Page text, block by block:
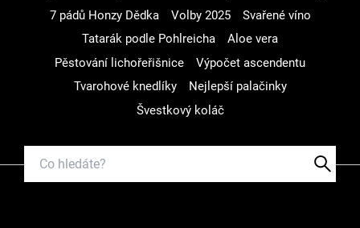
7 pádů Honzy Dědka
Volby 2025
Svařené víno
Tatarák podle Pohlreicha
Aloe vera
Pěstování lichořeřišnice
Výpočet ascendentu
Tvarohové knedlíky
Nejlepší palačinky
Švestkový koláč